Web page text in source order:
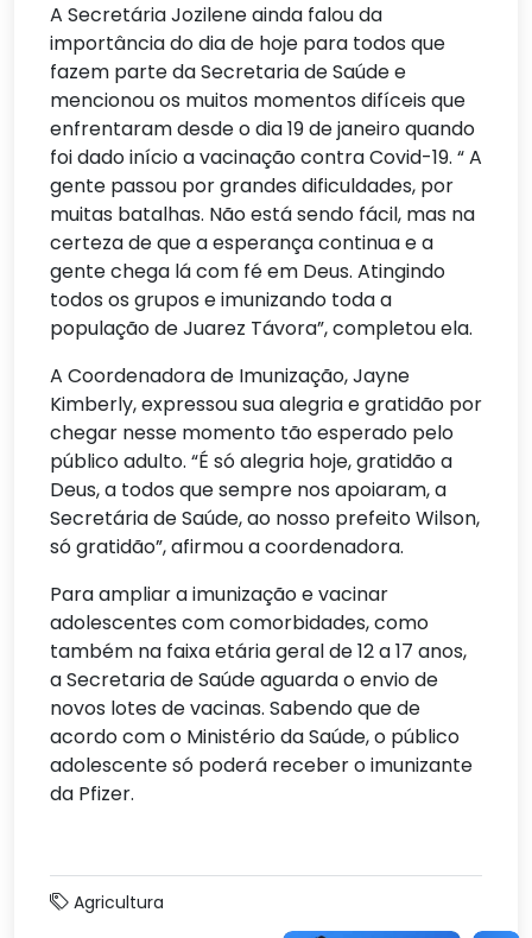
A Secretária Jozilene ainda falou da
importância do dia de hoje para todos que
fazem parte da Secretaria de Saúde e
mencionou os muitos momentos difíceis que
enfrentaram desde o dia 19 de janeiro quando
foi dado início a vacinação contra Covid-19. “ A
gente passou por grandes dificuldades, por
muitas batalhas. Não está sendo fácil, mas na
certeza de que a esperança continua e a
gente chega lá com fé em Deus. Atingindo
todos os grupos e imunizando toda a
população de Juarez Távora”, completou ela.
A Coordenadora de Imunização, Jayne
Kimberly, expressou sua alegria e gratidão por
chegar nesse momento tão esperado pelo
público adulto. “É só alegria hoje, gratidão a
Deus, a todos que sempre nos apoiaram, a
Secretária de Saúde, ao nosso prefeito Wilson,
só gratidão”, afirmou a coordenadora.
Para ampliar a imunização e vacinar
adolescentes com comorbidades, como
também na faixa etária geral de 12 a 17 anos,
a Secretaria de Saúde aguarda o envio de
novos lotes de vacinas. Sabendo que de
acordo com o Ministério da Saúde, o público
adolescente só poderá receber o imunizante
da Pfizer.
Agricultura